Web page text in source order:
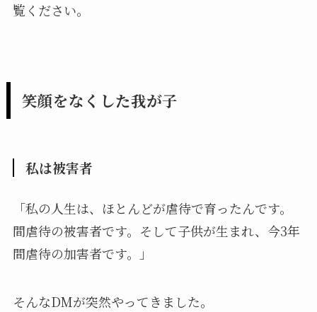
覧ください。
笑顔をなくした我が子
私は被害者
「私の人生は、ほとんどが虐待で育ったんです。
間虐待の被害者です。そして子供が生まれ、今3年
間虐待の加害者です。」
そんなDMが突然やってきました。